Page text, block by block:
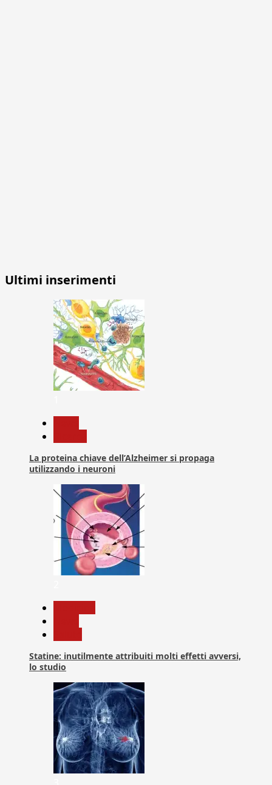
Ultimi inserimenti
La proteina chiave dell’Alzheimer si propaga
utilizzando i neuroni
Statine: inutilmente attribuiti molti effetti avversi,
lo studio